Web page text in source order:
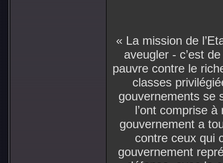
« La mission de
aveugler - c’est
pauvre contre le
classes
gouvernements se
l’ont comprise
gouvernement a
contre ceux qui
gouvernement